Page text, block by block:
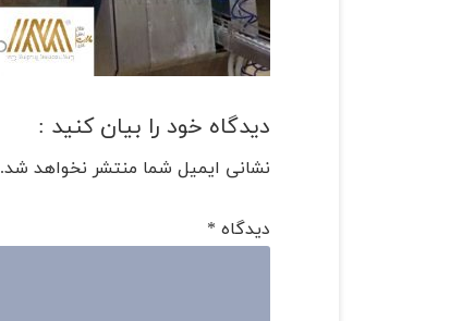
دیدگاه خود را بیان کنید :
نشانی ایمیل شما منتشر نخواهد شد.
دیدگاه *